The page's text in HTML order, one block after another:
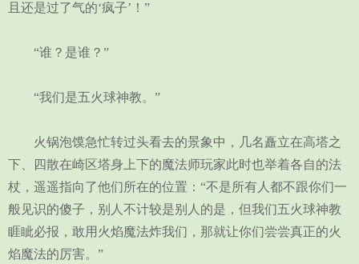
且还是过了气的‘疯子’！”
“谁？是谁？”
“我们是五火球神教。”
火锅泡馍急忙转过头看去的景象中，几名矗立在高塔之
下、四散在崎区塔身上下的魔法师玩家此时也举着各自的法
杖，遥遥指向了他们所在的位置：“不是所有人都不跟你们一
般见识的傻子，别人不计较是别人的是，但我们五火球神教
睚眦必报，敢用火焰魔法炸我们，那就让你们尝尝真正的火
焰魔法的厉害。”